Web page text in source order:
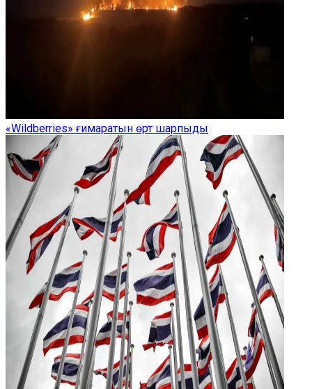
«Wildberries» ғимаратын өрт шарпыды